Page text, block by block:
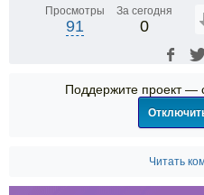
Просмотры
91
За сегодня
0
Поддержите проект —
Читать